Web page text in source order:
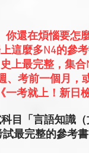
你還在煩惱要怎
這麼多N4的參
史上最完整，集
、考前一個月，
一考就上！新日
目「言語知識
最完整的參考